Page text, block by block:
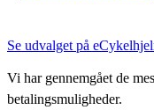
Se udvalget på
Vi har gennemgået de
betalingsmuligheder.